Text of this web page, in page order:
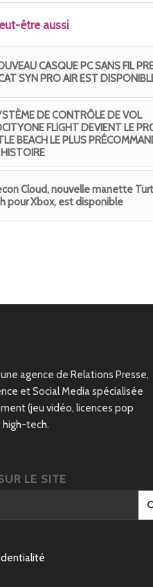
être aussi
CASQUE PC SANS FIL
SYN PRO AIR EST
DE CONTRÔLE DE VOL
FLIGHT DEVIENT LE
BEACH LE PLUS
Cloud, nouvelle manette
pour Xbox, est disponible
agence de Relations Presse,
et Social Media spécialisée
(jeu vidéo, licences pop
tech.
LE SITE